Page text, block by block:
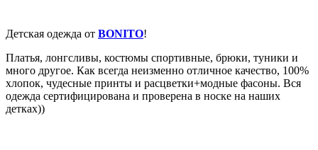
Детская одежда от BONITO!
Платья, лонгсливы, костюмы спортивные, брюки, туники и
много другое. Как всегда неизменно отличное качество, 100%
хлопок, чудесные принты и расцветки+модные фасоны. Вся
одежда сертифицирована и проверена в носке на наших
детках))